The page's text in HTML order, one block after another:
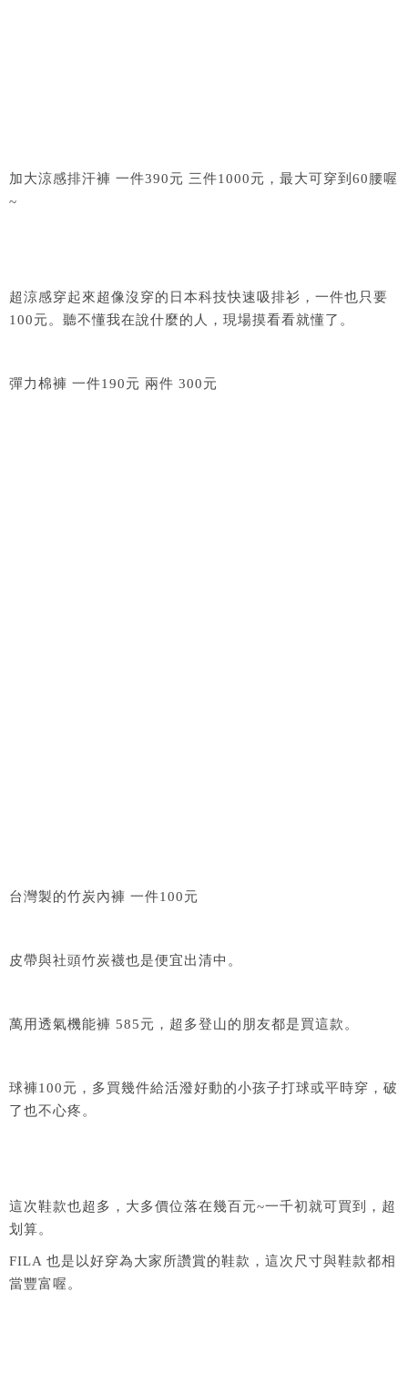
加大涼感排汗褲 一件390元 三件1000元，最大可穿到60腰喔
~
超涼感穿起來超像沒穿的日本科技快速吸排衫，一件也只要
100元。聽不懂我在說什麼的人，現場摸看看就懂了。
彈力棉褲 一件190元 兩件 300元
台灣製的竹炭內褲 一件100元
皮帶與社頭竹炭襪也是便宜出清中。
萬用透氣機能褲 585元，超多登山的朋友都是買這款。
球褲100元，多買幾件給活潑好動的小孩子打球或平時穿，破
了也不心疼。
這次鞋款也超多，大多價位落在幾百元~一千初就可買到，超
划算。
FILA 也是以好穿為大家所讚賞的鞋款，這次尺寸與鞋款都相
當豐富喔。